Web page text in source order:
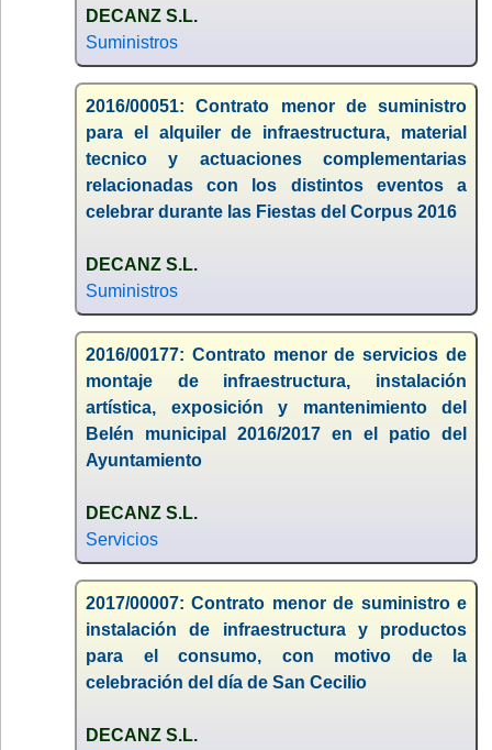
DECANZ S.L.
Suministros
2016/00051: Contrato menor de suministro
para el alquiler de infraestructura, material
tecnico y actuaciones complementarias
relacionadas con los distintos eventos a
celebrar durante las Fiestas del Corpus 2016
DECANZ S.L.
Suministros
2016/00177: Contrato menor de servicios de
montaje de infraestructura, instalación
artística, exposición y mantenimiento del
Belén municipal 2016/2017 en el patio del
Ayuntamiento
DECANZ S.L.
Servicios
2017/00007: Contrato menor de suministro e
instalación de infraestructura y productos
para el consumo, con motivo de la
celebración del día de San Cecilio
DECANZ S.L.